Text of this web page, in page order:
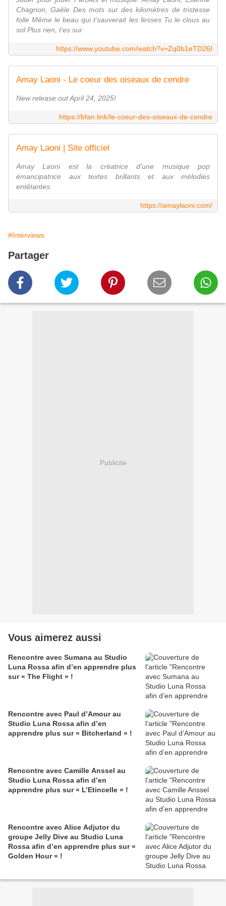
Chagnon, Gaële Des mots sur des kilomètres de tristesse
folle Même le beau qui t'sauverait les fesses Tu le clous au
sol Plus rien, t'es sur
https://www.youtube.com/watch?v=Zq0b1eTD26I
Amay Laoni - Le coeur des oiseaux de cendre
New release out April 24, 2025!
https://bfan.link/le-coeur-des-oiseaux-de-cendre
Amay Laoni | Site officiel
Amay Laoni est la créatrice d'une musique pop
émancipatrice aux textes brillants et aux mélodies
entêtantes.
https://amaylaoni.com/
#Interviews
Partager
Publicité
Vous aimerez aussi
Rencontre avec Sumana au Studio
Luna Rossa afin d’en apprendre plus
sur « The Flight » !
Rencontre avec Paul d’Amour au
Studio Luna Rossa afin d’en
apprendre plus sur « Bitcherland » !
Rencontre avec Camille Anssel au
Studio Luna Rossa afin d’en
apprendre plus sur « L’Etincelle » !
Rencontre avec Alice Adjutor du
groupe Jelly Dive au Studio Luna
Rossa afin d’en apprendre plus sur «
Golden Hour » !